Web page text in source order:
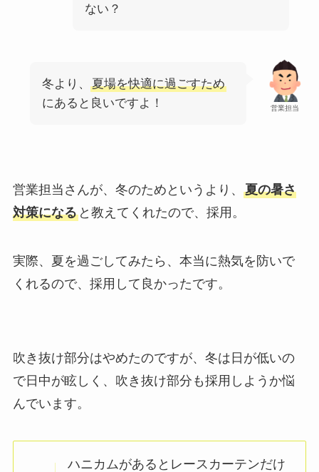
ない？
営業担当
冬より、
夏場を快適に過ごすため
にあると良いですよ！
営業担当さんが、冬のためというより、 夏の暑さ
対策になると教えてくれたので、採用。
実際、夏を過ごしてみたら、本当に熱気を防いで
くれるので、採用して良かったです。
吹き抜け部分はやめたのですが、冬は日が低いの
で日中が眩しく、吹き抜け部分も採用しようか悩
んでいます。
ハニカムがあるとレースカーテンだけ